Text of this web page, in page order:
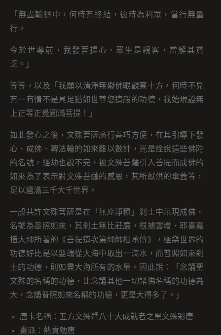
「無盡輪迴中，何時有終結，彼時為利眾，當行無量
行。
今於世尊前，我發菩提心，眾生是親客，當解其貧
乏。」
等等，以及「我願以清淨無礙佛眼觀察十方，何時不見
有一有情不是具足猶如世尊您這般的功德，我始現證無
上正等正覺圓滿菩提！」
如此發心之後，文殊菩薩廣行善巧方便，在其引導下發
心、成佛、轉法輪的如來難以數計，光是詮說這些佛陀
的名號，經劫也說不完，被文殊菩薩引入菩提而成佛的
如來為了表示對文殊菩薩的感恩，其所獻供的傘蓋等，
足以遍滿三千大千世界。
一般共許文殊菩薩是在「無塵淨積」刹土中示現成佛，
名號為普照如來，其刹土無比莊嚴，根據雲增・耶喜嘉
措大師所著的《菩提道次第師師相承傳》，極樂世界的
功德好比是以髮端從大海中取出一滴水，而普照如來刹
土的功德，則如盡大海所有的水量。因此說：「念誦聖
文殊的名稱的功德，比念誦其他一切諸佛名稱的功德為
大，念誦普照如來名稱的功德，更是大得多了。」
唐卡名稱：五方文殊暨八十大成就者之黑文殊彩唐
畫派：熱貢勉唐